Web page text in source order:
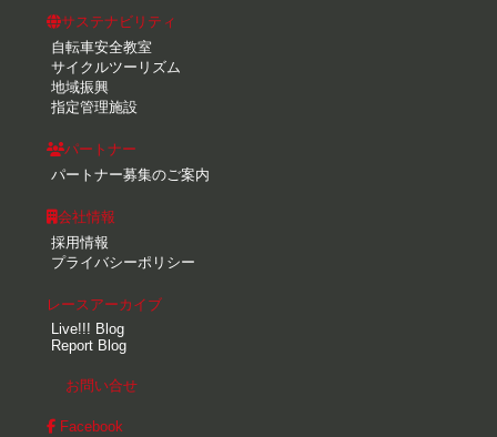
サステナビリティ
自転車安全教室
サイクルツーリズム
地域振興
指定管理施設
パートナー
パートナー募集のご案内
会社情報
採用情報
プライバシーポリシー
レースアーカイブ
Live!!! Blog
Report Blog
お問い合せ
Facebook